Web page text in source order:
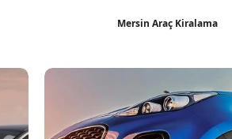
Mersin Araç Kiralama